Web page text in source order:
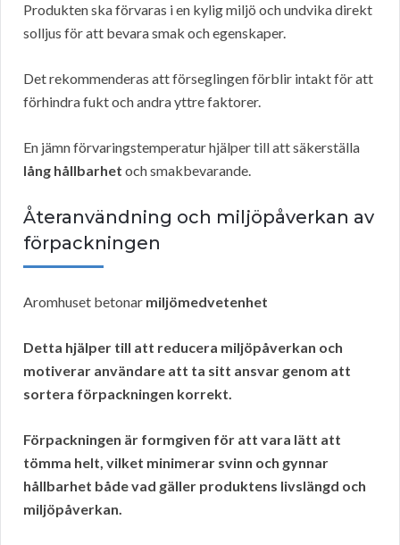
Produkten ska förvaras i en kylig miljö och undvika direkt
solljus för att bevara smak och egenskaper.
Det rekommenderas att förseglingen förblir intakt för att
förhindra fukt och andra yttre faktorer.
En jämn förvaringstemperatur hjälper till att säkerställa
lång hållbarhet och smakbevarande.
Återanvändning och miljöpåverkan av
förpackningen
Aromhuset betonar miljömedvetenhet
Detta hjälper till att reducera miljöpåverkan och
motiverar användare att ta sitt ansvar genom att
sortera förpackningen korrekt.
Förpackningen är formgiven för att vara lätt att
tömma helt, vilket minimerar svinn och gynnar
hållbarhet både vad gäller produktens livslängd och
miljöpåverkan.